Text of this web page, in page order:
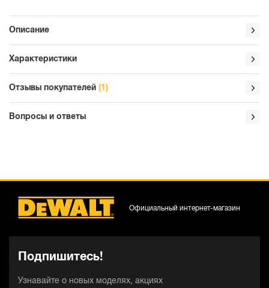
Описание
Характеристики
Отзывы покупателей (1)
Вопросы и ответы
Подпишитесь!
Узнавайте о новых моделях, акциях
Официальный интернет-магазин